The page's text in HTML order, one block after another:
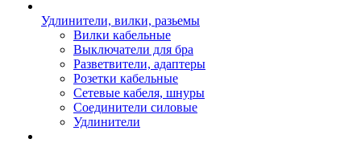
Удлинители, вилки, разьемы
Вилки кабельные
Выключатели для бра
Разветвители, адаптеры
Розетки кабельные
Сетевые кабеля, шнуры
Соединители силовые
Удлинители